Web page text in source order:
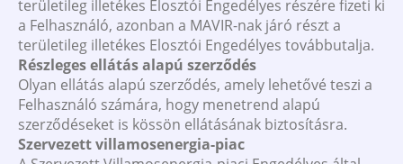
területileg illetékes Elosztói Engedélyes részére fizeti ki
a Felhasználó, azonban a MAVIR-nak járó részt a
területileg illetékes Elosztói Engedélyes továbbutalja.
Részleges ellátás alapú szerződés
Olyan ellátás alapú szerződés, amely lehetővé teszi a
Felhasználó számára, hogy menetrend alapú
szerződéseket is kössön ellátásának biztosításra.
Szervezett villamosenergia-piac